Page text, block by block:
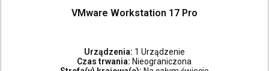
VMware Workstation 17 Pro
Urządzenia: 1 Urządzenie
Czas trwania: Nieograniczona